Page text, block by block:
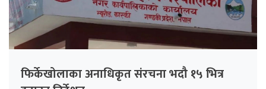
फिर्केखोलाका अनाधिकृत संरचना भदौ १५ भित्र